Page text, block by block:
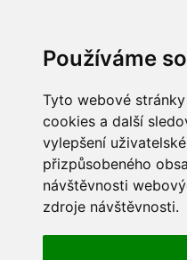
Používáme
Tyto webové
cookies a další
vylepšení
přizpůsobeného
návštěvnosti
zdroje návštěvnosti.